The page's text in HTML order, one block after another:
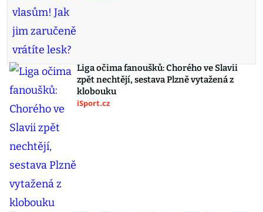
Liga očima fanoušků: Chorého ve Slavii
zpět nechtějí, sestava Plzně vytažená z
klobouku
iSport.cz